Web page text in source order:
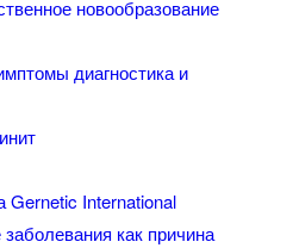
новообразование
диагностика и
Gernetic International
как причина